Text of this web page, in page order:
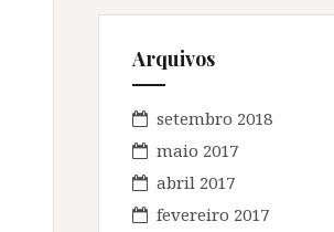
Arquivos
setembro 2018
maio 2017
abril 2017
fevereiro 2017